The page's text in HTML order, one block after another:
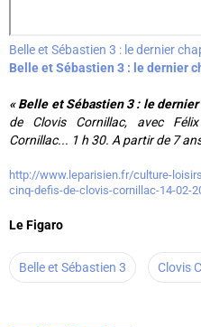
Belle et Sébastien 3 : le dernier
Belle et Sébastien 3 : le dernier
« Belle et Sébastien 3 : le dernier
de Clovis Cornillac, avec
Cornillac... 1 h 30. A partir de 7
http://www.leparisien.fr/culture-
cinq-defis-de-clovis-cornillac-14-02-
Le Figaro
Belle et Sébastien 3 Clovis